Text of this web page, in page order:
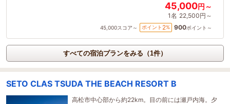
45,000円～
1名 22,500円～
45,000スコア～ ポイント 2% 900ポイント～
すべての宿泊プランをみる（1件）
SETO CLAS TSUDA THE BEACH RESORT B
高松市中心部から約22km。目の前には瀬戸内海。夕